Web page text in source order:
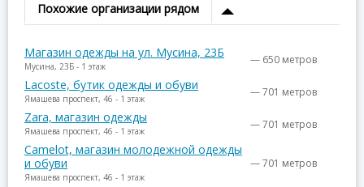
Похожие организации рядом
Магазин одежды на ул. Мусина, 23Б
Мусина, 23Б - 1 этаж — 650 метров
Lacoste, бутик одежды и обуви
Ямашева проспект, 46 - 1 этаж — 701 метров
Zara, магазин одежды
Ямашева проспект, 46 - 1 этаж — 701 метров
Camelot, магазин молодежной одежды
и обуви
Ямашева проспект, 46 - 1 этаж
— 701 метров